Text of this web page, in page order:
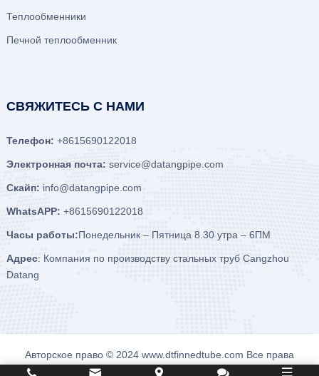
Теплообменники
Печной теплообменник
СВЯЖИТЕСЬ С НАМИ
Телефон: +8615690122018
Электронная почта: service@datangpipe.com
Скайп: info@datangpipe.com
WhatsAPP: +8615690122018
Часы работы:Понедельник – Пятница 8.30 утра – 6ПМ
Адрес: Компания по производству стальных труб Cangzhou
Datang
Авторское право © 2024 www.dtfinnedtube.com Все права
защищены.